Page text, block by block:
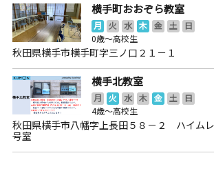
横手町おおぞら教室
月 火 水 木 金 土
日
0歳～高校生
秋田県横手市横手町字三ノ口２１－１
横手北教室
月 火 水 木 金 土
日
4歳～高校生
秋田県横手市八幡字上長田５８－２ ハイムレ
号室